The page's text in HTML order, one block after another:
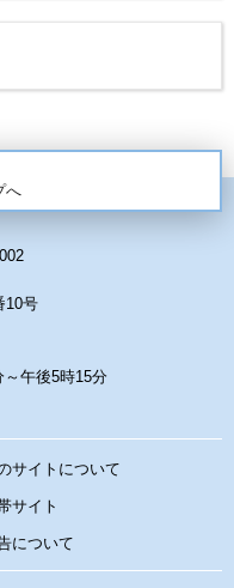
へ
10号
午後5時15分
サイトについて
サイト
について